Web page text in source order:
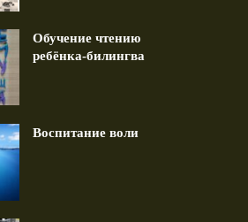
Обучение чтению
ребёнка-билингва
Воспитание воли